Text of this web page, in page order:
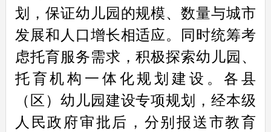
划，保证幼儿园的规模、数量与城市
发展和人口增长相适应。同时统筹考
虑托育服务需求，积极探索幼儿园、
托育机构一体化规划建设。各县
（区）幼儿园建设专项规划，经本级
人民政府审批后，分别报送市教育